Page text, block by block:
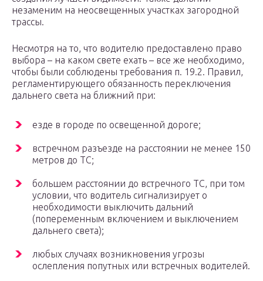
незаменим на неосвещенных участках загородной
трассы.
Несмотря на то, что водителю предоставлено право
выбора – на каком свете ехать – все же необходимо,
чтобы были соблюдены требования п. 19.2. Правил,
регламентирующего обязанность переключения
дальнего света на ближний при:
езде в городе по освещенной дороге;
встречном разъезде на расстоянии не менее 150
метров до ТС;
большем расстоянии до встречного ТС, при том
условии, что водитель сигнализирует о
необходимости выключить дальний
(попеременным включением и выключением
дальнего света);
любых случаях возникновения угрозы
ослепления попутных или встречных водителей.